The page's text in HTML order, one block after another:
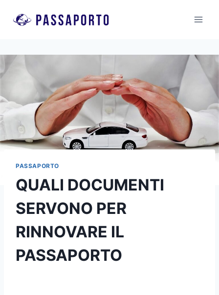
PASSAPORTO
QUALI DOCUMENTI
SERVONO PER
RINNOVARE IL
PASSAPORTO